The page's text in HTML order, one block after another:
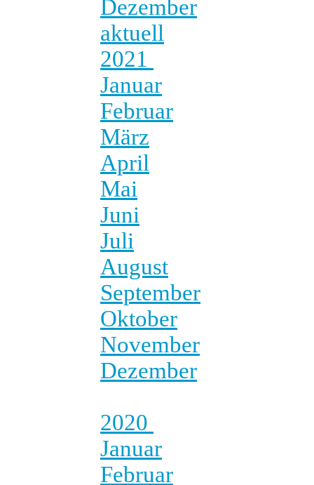
Dezember
aktuell
2021
Januar
Februar
März
April
Mai
Juni
Juli
August
September
Oktober
November
Dezember
2020
Januar
Februar